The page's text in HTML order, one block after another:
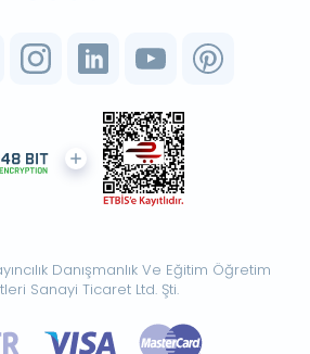
Danışmanlık Ve Eğitim Öğretim
Sanayi Ticaret Ltd. Şti.